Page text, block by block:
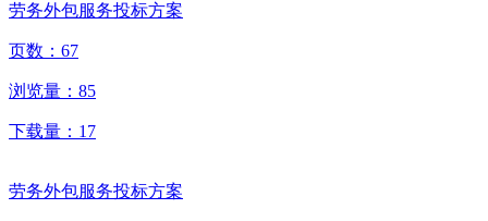
劳务外包服务投标方案
页数： 67
浏览量： 85
下载量： 17
劳务外包服务投标方案